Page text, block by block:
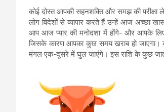
कोई दोस्त आपकी सहनशक्ति और समझ की
लोग विदेशों से व्यापार करते हैं उन्हें आज अच्छा
आप आज प्यार की मनोदशा में होंगे- और आपके
जिसके कारण आपका कुछ समय खराब हो
मंगल एक-दूसरे में घुल जाएंगे। इस राशि के कुछ